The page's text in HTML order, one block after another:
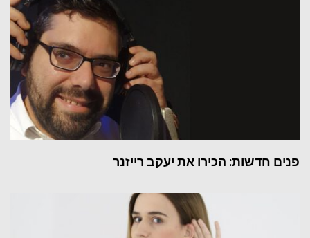
פנים חדשות: הכירו את יעקב רייזנר